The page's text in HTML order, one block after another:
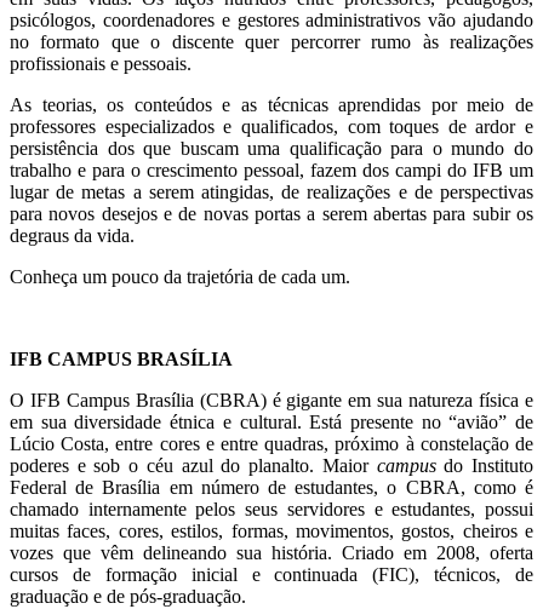
psicólogos, coordenadores e gestores administrativos vão ajudando
no formato que o discente quer percorrer rumo às realizações
profissionais e pessoais.
As teorias, os conteúdos e as técnicas aprendidas por meio de
professores especializados e qualificados, com toques de ardor e
persistência dos que buscam uma qualificação para o mundo do
trabalho e para o crescimento pessoal, fazem dos campi do IFB um
lugar de metas a serem atingidas, de realizações e de perspectivas
para novos desejos e de novas portas a serem abertas para subir os
degraus da vida.
Conheça um pouco da trajetória de cada um.
IFB CAMPUS BRASÍLIA
O IFB Campus Brasília (CBRA)é gigante em sua natureza física e
em sua diversidade étnica e cultural. Está presente no “avião” de
Lúcio Costa, entre cores e entre quadras, próximo à constelação de
poderes e sob o céu azul do planalto. Maior campusdo Instituto
Federal de Brasília em número de estudantes, o CBRA, como é
chamado internamente pelos seus servidores e estudantes, possui
muitas faces, cores, estilos, formas, movimentos, gostos, cheiros e
vozes que vêm delineando sua história. Criado em 2008, oferta
cursos de formação inicial e continuada (FIC), técnicos, de
graduação e de pós-graduação.